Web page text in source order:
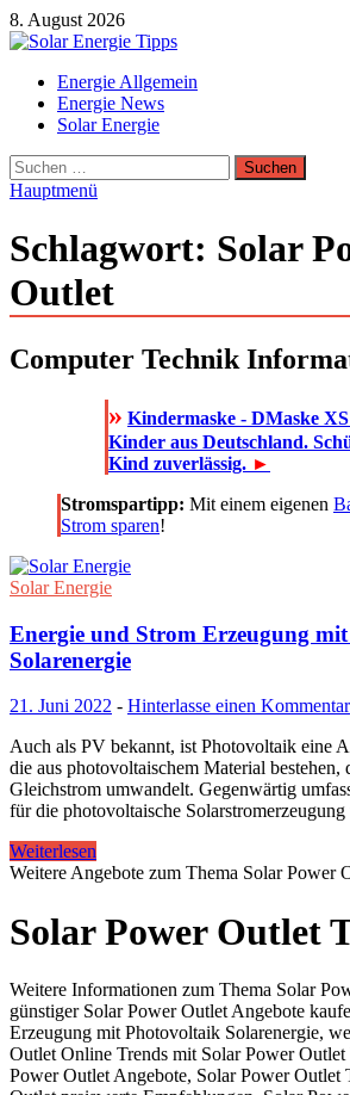
Zum
Inhalt
8. August 2026
Solar Energie Tipps
Solar Energie und Photovoltaik
Energie Allgemein
Energie News
Solar Energie
Suchen
nach:
Hauptmenü
Schlagwort: Solar
Outlet
Computer Technik
» Kindermaske - DMaske
Kinder aus Deutschland.
Kind zuverlässig. ►
Stromspartipp: Mit einem eigenen
Strom sparen!
Solar Energie
Energie und Strom Erzeugung
Solarenergie
21. Juni 2022 - Hinterlasse einen Kommentar
Auch als PV bekannt, ist Photovoltaik eine
die aus photovoltaischem Material bestehen,
Gleichstrom umwandelt. Gegenwärtig
für die photovoltaische
Weiterlesen
Weitere Angebote zum Thema Solar Power
Solar Power Outlet
Weitere Informationen zum Thema Solar
günstiger Solar Power Outlet Angebote
Erzeugung mit Photovoltaik Solarenergie,
Outlet Online Trends mit Solar Power Outlet
Power Outlet Angebote, Solar Power Outlet